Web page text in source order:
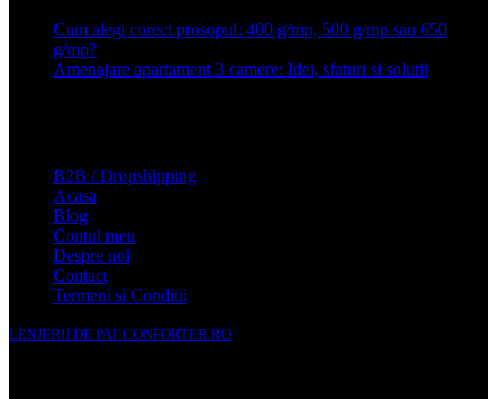
Cum alegi corect prosopul: 400 g/mp, 500 g/mp sau 650
g/mp?
Amenajare apartament 3 camere: Idei, sfaturi si solutii
B2B / Dropshipping
Acasa
Blog
Contul meu
Despre noi
Contact
Termeni si Conditii
LENJERII DE PAT CONFORTER.RO